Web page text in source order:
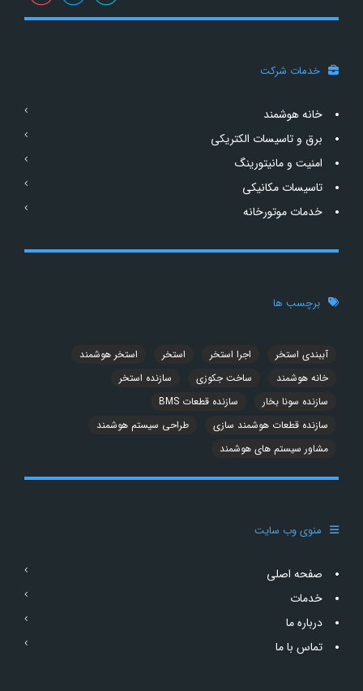
خدمات شرکت
خانه هوشمند
برق و تاسیسات الکتریکی
امنیت و مانیتورینگ
تاسیسات مکانیکی
خدمات موتورخانه
برچسب ها
آببندی استخر اجرا استخر استخر
استخر هوشمند
خانه هوشمند
ساخت جکوزی
سازنده استخر
سازنده سونا بخار
سازنده قطعات BMS
سازنده قطعات هوشمند سازی
طراحی سیستم هوشمند
مشاور سیستم های هوشمند
منوی وب سایت
صفحه اصلی
خدمات
درباره ما
تماس با ما